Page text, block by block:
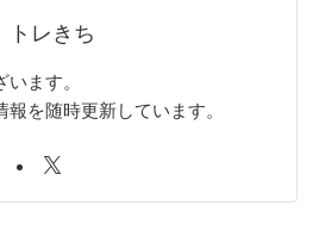
トレきち
ます。
を随時更新しています。